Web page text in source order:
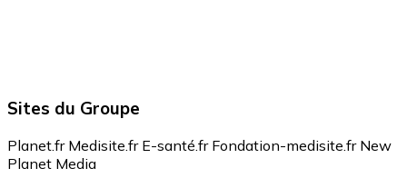
Sites du Groupe
Planet.fr Medisite.fr E-santé.fr Fondation-medisite.fr New
Planet Media